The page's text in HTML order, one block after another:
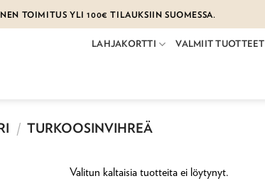
TOIMITUS YLI 100€ TILAUKSIIN SUOMESSA.
LAHJAKORTTI VALMIIT TUOTTEET
/ TURKOOSINVIHREÄ
Valitun kaltaisia tuotteita ei löytynyt.